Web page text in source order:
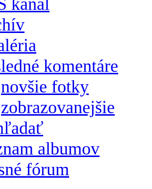
komentáre
fotky
albumov
fórum